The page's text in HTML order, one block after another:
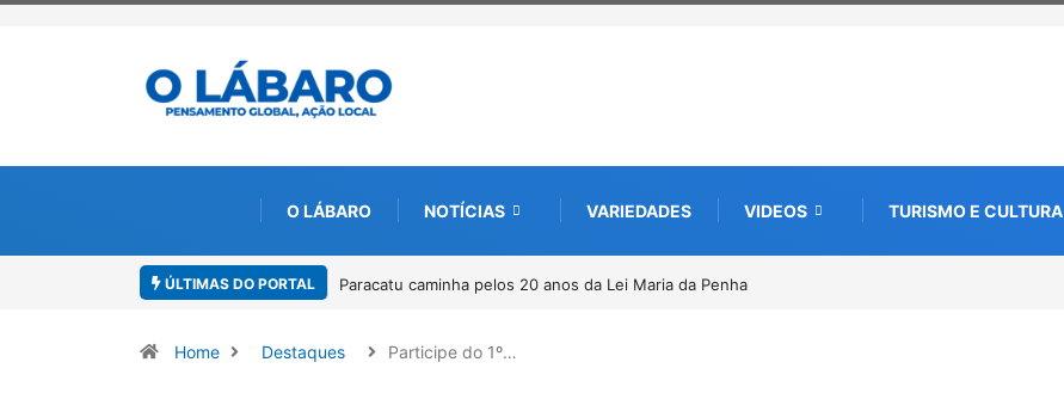
O LÁBARO NOTÍCIAS VARIEDADES VIDEOS TURISMO E CULTURA
ÚLTIMAS DO PORTAL Paracatu caminha pelos 20 anos da Lei Maria da Penha
Home Destaques Participe do 1º…